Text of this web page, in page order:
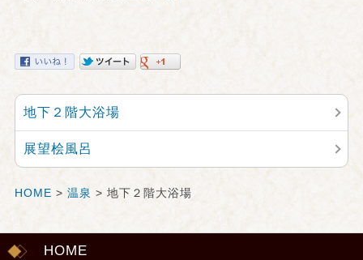
地下２階大浴場
展望桧風呂
HOME > 温泉 > 地下２階大浴場
HOME